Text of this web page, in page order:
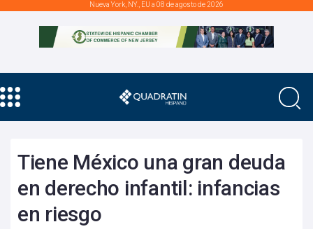
Nueva York, NY., EU a 08 de agosto de 2026
Tiene México una gran deuda
en derecho infantil: infancias
en riesgo